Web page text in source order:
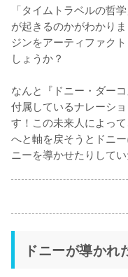
「タイムトラベルの哲
が起きるのかがわかり
ジンをアーティファク
しょうか？
なんと『ドニー・ダー
付属しているナレーシ
す！この未来人によっ
へと軸を戻そうとドニ
ニーを導かせたりしてい
ドニーが導かれ